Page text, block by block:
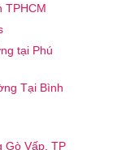
TPHCM
tại Phú
Tại Bình
Gò Vấp, TP